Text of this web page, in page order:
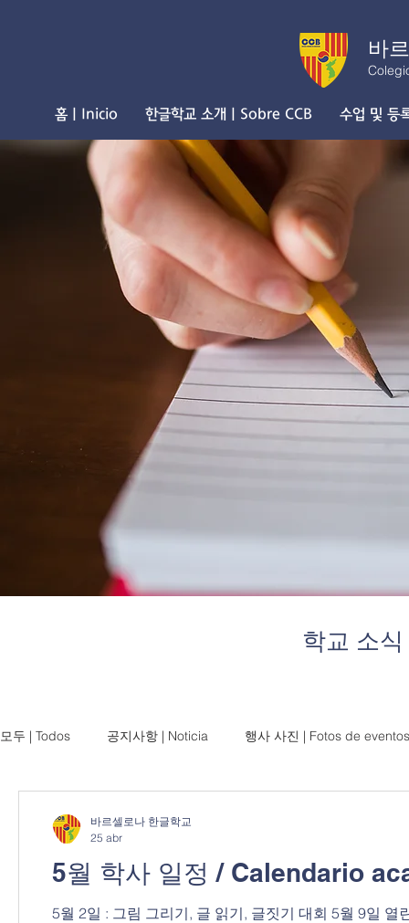
바
홈 | Inicio 한글학교 소개 | Sobre CCB 수업 및 등
학교 소식
모두 | Todos 공지사항 | Noticia 행사 사진 | Fotos de eventos
5월 학사 일정 / Calendario
5월 2일 : 그림 그리기, 글 읽기, 글짓기 대회 5월 9일
바르셀로나 한글학교
25 abr